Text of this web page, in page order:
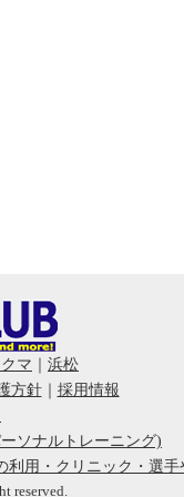
マ
浜松
方針｜ 採用情報
ソナルトレーニング)
用・クリニック・選
reserved.